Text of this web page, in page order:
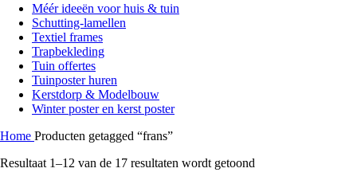
Méér ideeën voor huis & tuin
Schutting-lamellen
Textiel frames
Trapbekleding
Tuin offertes
Tuinposter huren
Kerstdorp & Modelbouw
Winter poster en kerst poster
Home Producten getagged “frans”
Resultaat 1–12 van de 17 resultaten wordt getoond